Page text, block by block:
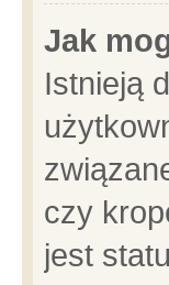
Jak
Istnieją
czy
jest